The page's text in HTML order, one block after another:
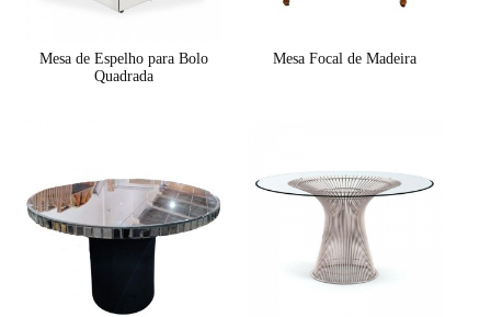
Mesa de Espelho para Bolo
Quadrada
Mesa Focal de Madeira